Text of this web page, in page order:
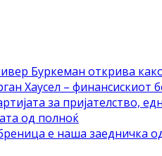
Буркеман открива
Хаусел – финансискиот
за пријателство,
од полноќ
е наша заедничка